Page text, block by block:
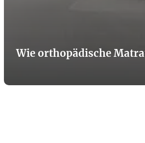
Wie orthopädische